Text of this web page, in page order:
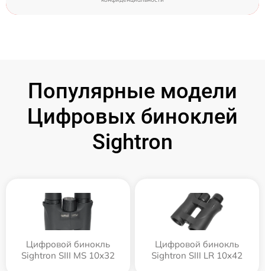
Популярные модели
Цифровых биноклей
Sightron
Цифровой бинокль
Sightron SIII MS 10x32
Цифровой бинокль
Sightron SIII LR 10x42